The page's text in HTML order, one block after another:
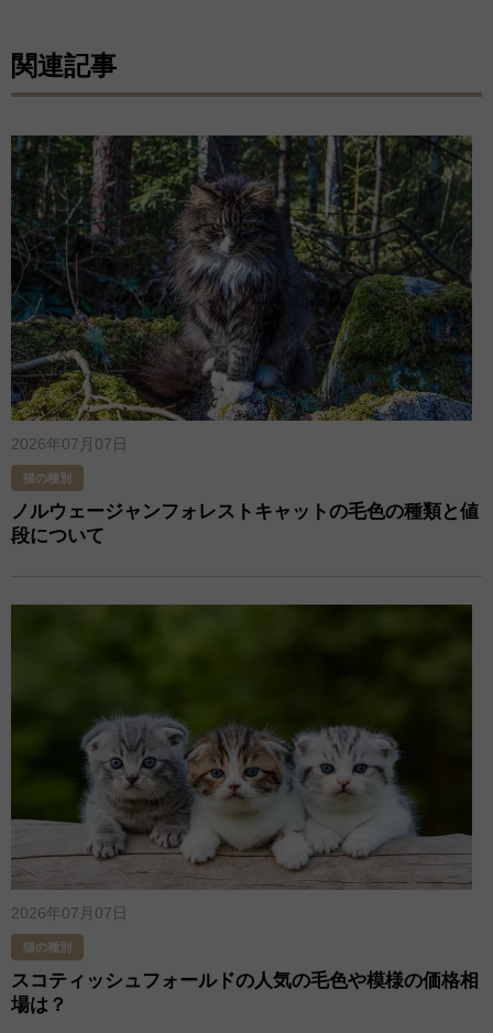
関連記事
2026年07月07日
猫の種別
ノルウェージャンフォレストキャットの毛色の種類と値
段について
2026年07月07日
猫の種別
スコティッシュフォールドの人気の毛色や模様の価格相
場は？